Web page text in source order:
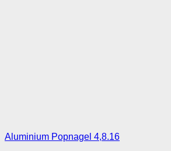
Aluminium Popnagel 4,8.16